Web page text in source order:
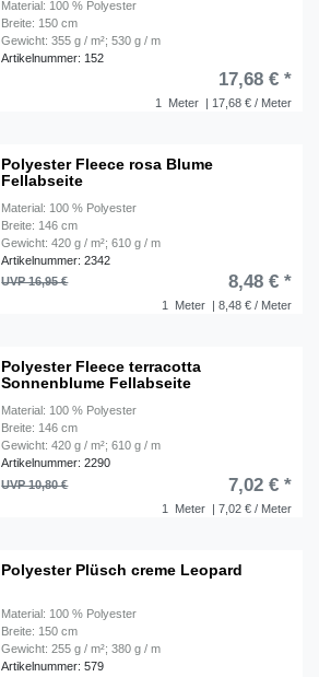
Material: 100 % Polyester
Breite: 150 cm
Gewicht: 355 g / m²; 530 g / m
Artikelnummer: 152
1 Meter | 17,68 € / Meter
17,68 € *
Polyester Fleece rosa Blume
Fellabseite
Material: 100 % Polyester
Breite: 146 cm
Gewicht: 420 g / m²; 610 g / m
Artikelnummer: 2342
1 Meter | 8,48 € / Meter
UVP 16,95 € 8,48 € *
Polyester Fleece terracotta
Sonnenblume Fellabseite
Material: 100 % Polyester
Breite: 146 cm
Gewicht: 420 g / m²; 610 g / m
Artikelnummer: 2290
1 Meter | 7,02 € / Meter
UVP 10,80 € 7,02 € *
Polyester Plüsch creme Leopard
Material: 100 % Polyester
Breite: 150 cm
Gewicht: 255 g / m²; 380 g / m
Artikelnummer: 579